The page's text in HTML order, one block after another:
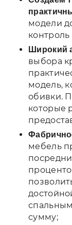
модели
Широкий
выбора
модель,
обивки.
которые
мебель
сумму;